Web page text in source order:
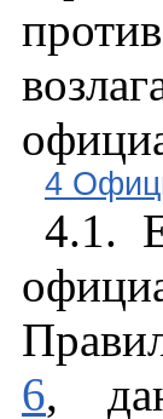
4
4.1.
6,